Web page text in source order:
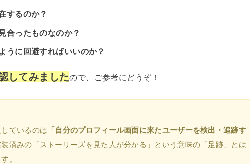
するのか？
合ったものなのか？
うに回避すればいいのか？
してみましたので、ご参考にどうぞ！
ているのは 「自分のプロフィール画面に来たユーザーを検出・追跡す
済みの「ストーリーズを見た人が分かる」という意味の「足跡」とは
。